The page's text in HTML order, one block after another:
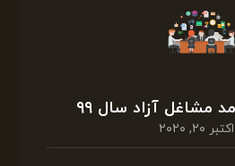
مشاغل آزاد سال ۹۹
اکتبر ۲۰, ۲۰۲۰